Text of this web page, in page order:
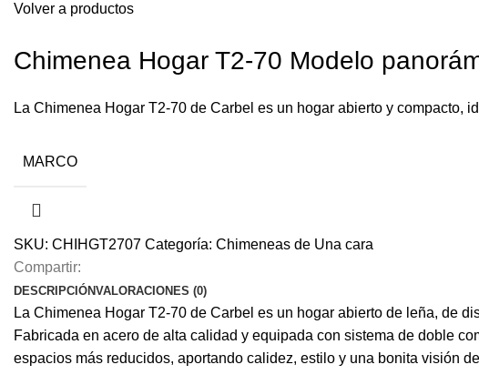
Volver a productos
Chimenea Hogar T2-70 Modelo
La Chimenea Hogar T2-70 de Carbel es un hogar abierto y compacto,
MARCO
SKU: CHIHGT2707 Categoría: Chimeneas de Una cara
Compartir:
DESCRIPCIÓNVALORACIONES (0)
La Chimenea Hogar T2-70 de Carbel es un hogar abierto de leña, de
Fabricada en acero de alta calidad y equipada con sistema de doble
espacios más reducidos, aportando calidez, estilo y una bonita visión